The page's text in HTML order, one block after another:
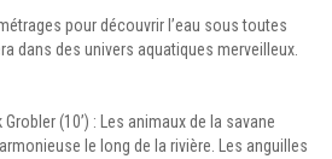
pour découvrir l’eau sous toutes
dans des univers aquatiques merveilleux.
(10’) : Les animaux de la savane
le long de la rivière. Les anguilles